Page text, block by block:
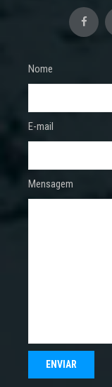
Nome
E-mail
Mensagem